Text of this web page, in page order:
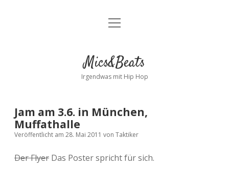
Kontakt
facebookinstagram
bandcamp
spotify
Menü
Mics&Beats
Irgendwas mit Hip Hop
Jam am 3.6. in München,
Muffathalle
Veröffentlicht am 28. Mai 2011 von Taktiker
Der Flyer Das Poster spricht für sich.